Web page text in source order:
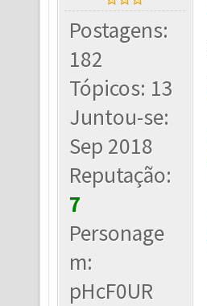
Postagens:
182
Tópicos: 13
Juntou-se:
Sep 2018
Reputação:
7
Personage
m:
pHcF0UR